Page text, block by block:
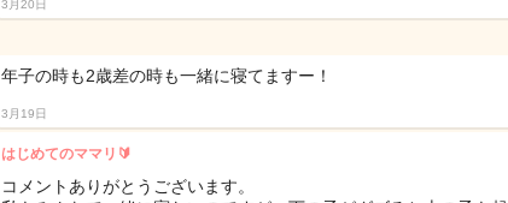
3月20日
年子の時も2歳差の時も一緒に寝てますー！
3月19日
はじめてのママリ🔰
コメントありがとうございます。